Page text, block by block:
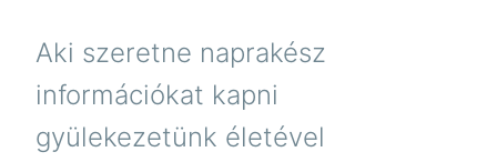
Aki szeretne naprakész
információkat kapni
gyülekezetünk életével